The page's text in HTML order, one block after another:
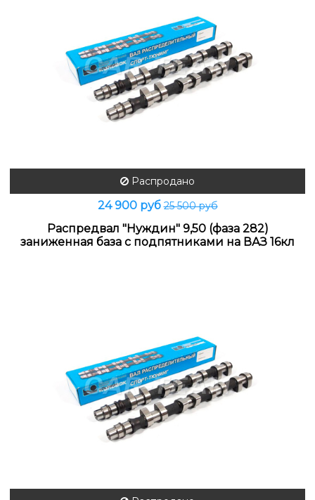
Распродано
24 900 руб25 500 руб
Распредвал "Нуждин" 9,50 (фаза 282)
заниженная база с подпятниками на ВАЗ 16кл